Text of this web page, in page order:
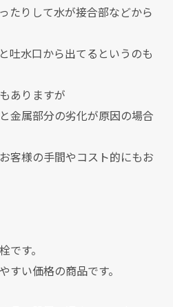
たりして水が接合部などから
吐水口から出てるというのも
ありますが
金属部分の劣化が原因の場合
客様の手間やコスト的にもお
です。
すい価格の商品です。